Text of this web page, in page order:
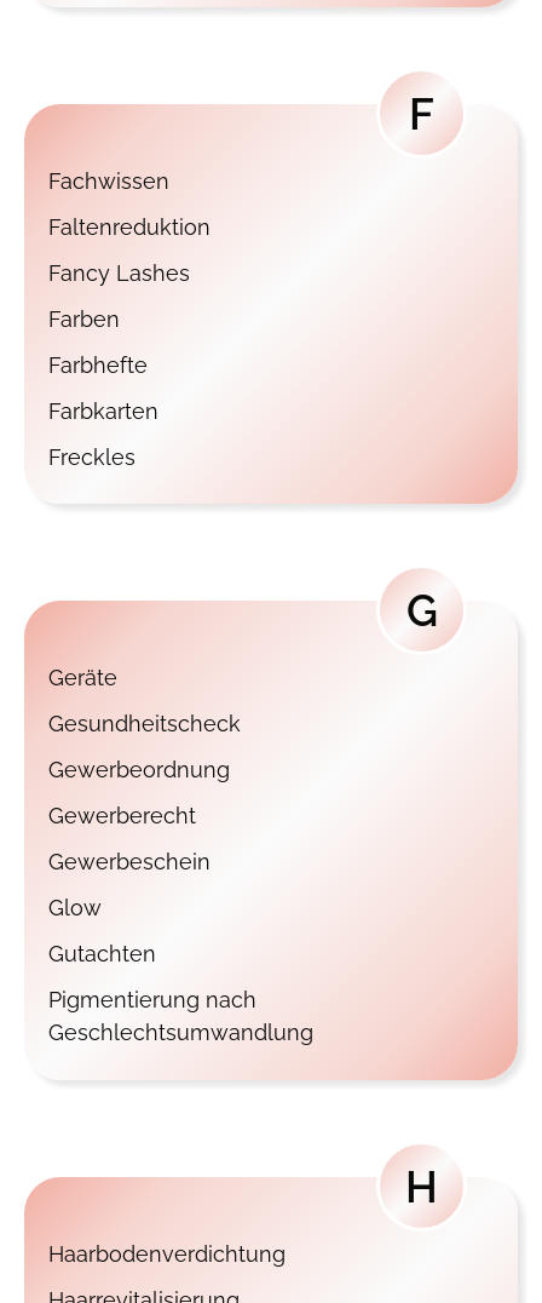
F
Fachwissen
Faltenreduktion
Fancy Lashes
Farben
Farbhefte
Farbkarten
Freckles
G
Geräte
Gesundheitscheck
Gewerbeordnung
Gewerberecht
Gewerbeschein
Glow
Gutachten
Pigmentierung nach
Geschlechtsumwandlung
H
Haarbodenverdichtung